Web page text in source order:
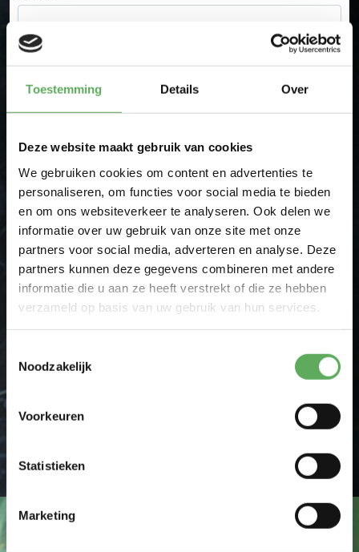
Toestemming Details Over
Deze website maakt gebruik van cookies
We gebruiken cookies om content en advertenties te
personaliseren, om functies voor social media te bieden
en om ons websiteverkeer te analyseren. Ook delen we
informatie over uw gebruik van onze site met onze
partners voor social media, adverteren en analyse. Deze
partners kunnen deze gegevens combineren met andere
informatie die u aan ze heeft verstrekt of die ze hebben
verzameld op basis van uw gebruik van hun services.
Noodzakelijk
Voorkeuren
Statistieken
Marketing
Product
Uw vraag